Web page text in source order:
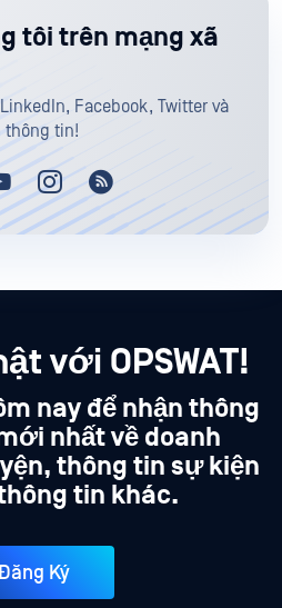
tôi trên mạng xã
LinkedIn, Facebook, Twitter và
thông tin!
với OPSWAT!
nay để nhận thông
nhất về doanh
thông tin sự kiện
tin khác.
Ký